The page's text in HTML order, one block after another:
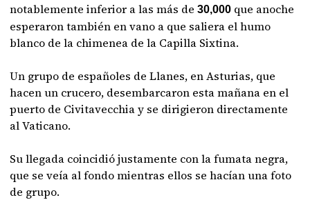
notablemente inferior a las más de30,000 que anoche
esperaron también en vano a que saliera el humo
blanco de la chimenea de la Capilla Sixtina.
Un grupo de españoles de Llanes, en Asturias, que
hacen un crucero, desembarcaron esta mañana en el
puerto de Civitavecchia y se dirigieron directamente
al Vaticano.
Su llegada coincidió justamente con la fumata negra,
que se veía al fondo mientras ellos se hacían una foto
de grupo.